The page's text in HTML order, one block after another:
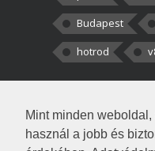
Mint minden
használ a jobb és
Budapest
hotrod
kortisz:
darabbaal